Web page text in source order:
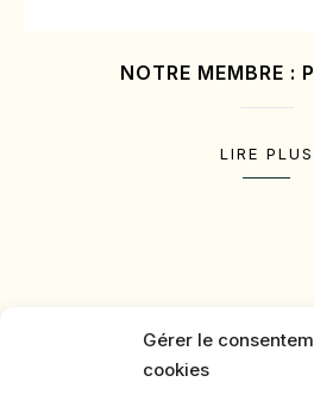
Gérer le
cookies
NOTRE MEMBRE :
LIRE PLUS